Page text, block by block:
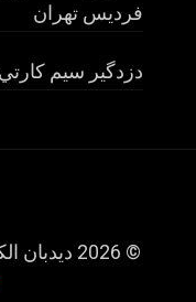
فرديس تهران
دزدگير سيم
© 2026 دیدبان الکترونیک. All Rights Reserved.